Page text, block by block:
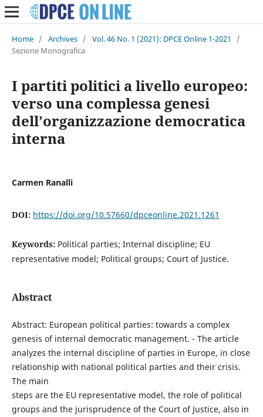
Home / Archives / Vol. 46 No. 1 (2021): DPCE Online 1-2021
/
Sezione Monografica
I partiti politici a livello europeo:
verso una complessa genesi
dell’organizzazione democratica
interna
Carmen Ranalli
DOI: https://doi.org/10.57660/dpceonline.2021.1261
Keywords: Political parties; Internal discipline; EU
representative model; Political groups; Court of Justice.
Abstract
Abstract: European political parties: towards a complex
genesis of internal democratic management. - The article
analyzes the internal discipline of parties in Europe, in close
relationship with national political parties and their crisis.
The main
steps are the EU representative model, the role of political
groups and the jurisprudence of the Court of Justice, also in